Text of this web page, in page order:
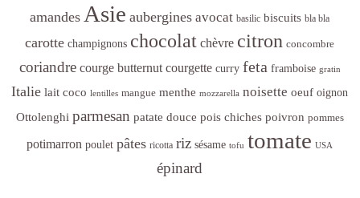
amandes Asie aubergines avocat basilic biscuits bla bla
carotte champignons chocolat chèvre citron concombre
coriandre courge butternut courgette curry feta framboise gratin
Italie lait coco lentilles mangue menthe mozzarella noisette oeuf oignon
Ottolenghi parmesan patate douce pois chiches poivron pommes
potimarron poulet pâtes ricotta riz sésame tofu tomate USA
épinard